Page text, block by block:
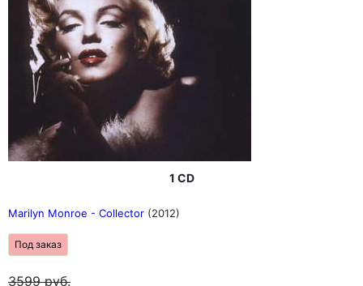
1 CD
Marilyn Monroe - Collector (2012)
Под заказ
3599руб.